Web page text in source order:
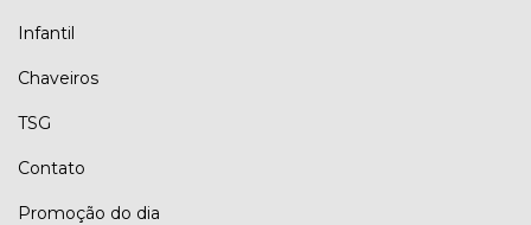
Infantil
Chaveiros
TSG
Contato
Promoção do dia